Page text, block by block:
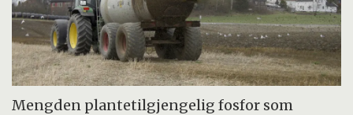
Mengden plantetilgjengelig fosfor som